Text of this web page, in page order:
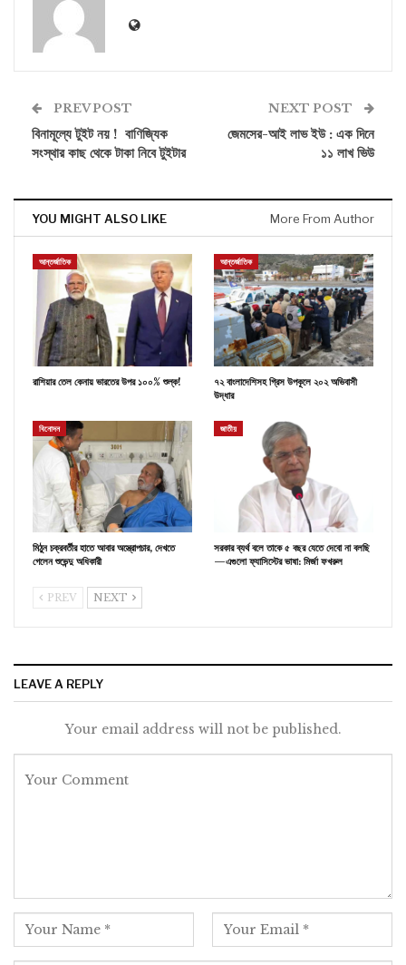
PREV POST
বিনামূল্যে টুইট নয় ! বাণিজ্যিক
সংস্থার কাছ থেকে টাকা নিবে টুইটার
NEXT POST
জেমসের-আই লাভ ইউ : এক দিনে
১১ লাখ ভিউ
YOU MIGHT ALSO LIKE More From Author
আন্তর্জাতিক
রাশিয়ার তেল কেনায় ভারতের উপর ১০০% শুল্ক!
আন্তর্জাতিক
৭২ বাংলাদেশিসহ গ্রিস উপকূলে ২০২ অভিবাসী
উদ্ধার
বিনোদন
মিঠুন চক্রবর্তীর হাতে আবার অস্ত্রোপচার, দেখতে
গেলেন শুভেন্দু অধিকারী
জাতীয়
সরকার ব্যর্থ বলে তাকে ৫ বছর যেতে দেবো না বলছি
—এগুলো ফ্যাসিস্টের ভাষা: মির্জা ফখরুল
PREV NEXT
LEAVE A REPLY
Your email address will not be published.